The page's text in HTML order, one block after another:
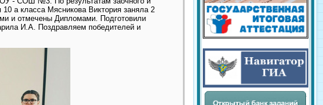
а класса Мясникова Виктория заняла 2
и отмечены Дипломами. Подготовили
И.А. Поздравляем победителей и